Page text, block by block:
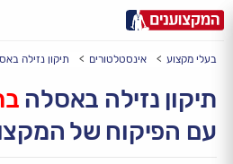
עירעיר: תל אביב, חיפה…
בעלי מקצוע אינסטלטורים תיקון נזילה
תיקון נזילה באסלה
עם הפיקוח של